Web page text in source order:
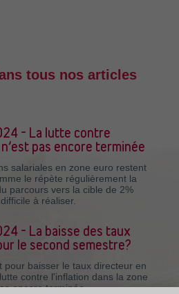
tous nos articles
- La lutte contre
pas encore terminée
salariales en zone euro restent
le répète régulièrement la
parcours vers la cible de 2%
à réaliser.
- La baisse des taux
le second semestre?
pour baisser le taux directeur en
contre l'inflation dans la zone
encore terminée.